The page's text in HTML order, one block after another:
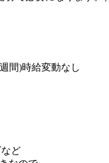
間)時給変動なし
ど